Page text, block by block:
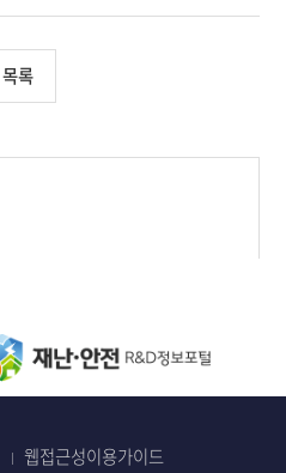
목록
웹접근성이용가이드